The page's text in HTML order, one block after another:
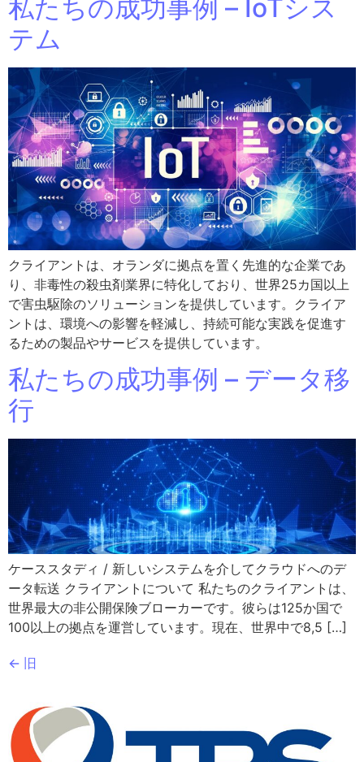
私たちの成功事例 – IoTシス
テム
クライアントは、オランダに拠点を置く先進的な企業であ
り、非毒性の殺虫剤業界に特化しており、世界25カ国以上
で害虫駆除のソリューションを提供しています。クライア
ントは、環境への影響を軽減し、持続可能な実践を促進す
るための製品やサービスを提供しています。
私たちの成功事例 – データ移
行
ケーススタディ / 新しいシステムを介してクラウドへのデ
ータ転送 クライアントについて 私たちのクライアントは、
世界最大の非公開保険ブローカーです。彼らは125か国で
100以上の拠点を運営しています。現在、世界中で8,5 […]
← 旧